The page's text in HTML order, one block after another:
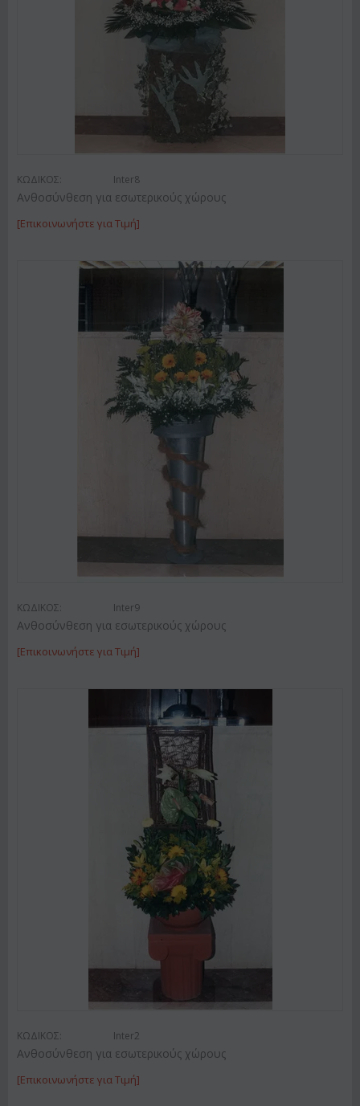
ΚΩΔΙΚΟΣ: Inter8
Ανθοσύνθεση για εσωτερικούς χώρους
[Επικοινωνήστε για Τιμή]
ΚΩΔΙΚΟΣ: Inter9
Ανθοσύνθεση για εσωτερικούς χώρους
[Επικοινωνήστε για Τιμή]
ΚΩΔΙΚΟΣ: Inter2
Ανθοσύνθεση για εσωτερικούς χώρους
[Επικοινωνήστε για Τιμή]